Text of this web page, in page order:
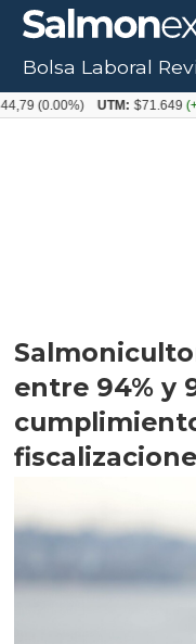
entre 94% y
Bolsa Laboral
UTM: $71.649(+0.20%)